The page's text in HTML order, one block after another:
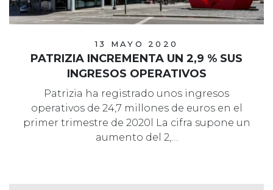
13 MAYO 2020
PATRIZIA INCREMENTA UN 2,9 % SUS
INGRESOS OPERATIVOS
Patrizia ha registrado unos ingresos
operativos de 24,7 millones de euros en el
primer trimestre de 2020l La cifra supone un
aumento del 2,…